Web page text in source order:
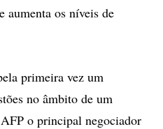
aumenta os níveis de
primeira vez um
no âmbito de um
o principal negociador